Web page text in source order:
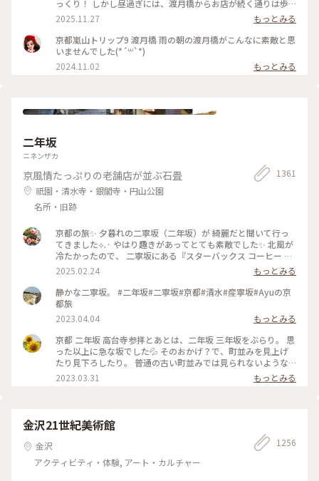
っくり！ しかし昼過ぎには、渡月橋からお店が続く通りは歩
行者天国になり多くの人でごったがえし、ボート乗り場では長
蛇の列で60分待ちになってました😳 2025.11.23 #渡月橋 #紅
葉 #嵐山 #京都 #ことりっぷ #秋の装い
2025.11.27
もっとみる
京都嵐山トリップ9 渡月橋 雨の朝の渡月橋がこんなに素敵と思
いませんでした(*´꒳`*)
2024.11.02
もっとみる
二年坂
ニネンザカ
京風情たっぷりの老舗店が並ぶ石畳
祇園・清水寺・銀閣寺・円山公園
名所・旧跡
1361
京都の旅✨ 夕暮れの二寧坂（二年坂）が 綺麗だと聞いて行っ
てきました︎︎⟡.· やはり趣きがあってとても素敵でした✨ 北風が
冷たかったので、 二寧坂にある『スターバックス コーヒー 京
都二寧坂ヤサカ茶屋店』さんへ行き コーヒーであたたまりま
した☕️✨ 抹茶バターサンドも美味しかった♡ こちらのスタバ
は、 築100年を超える伝統的な日本家屋の店舗で、 畳の間で
コーヒー体験が楽しめます。 私の隣にいた観光客さんが、 畳
の間はどこかと聞いてこられたので こちらですよとお伝えし
ました😊 観光客さんは「ここに来るのが 夢だったんです✨」
と話していました。 その気持ちがよくわかります。 とても素
敵なスタバでした⟡.·*. のんびりと散策が楽しい 夕暮れのニ寧
坂でした(˶ˊᵕˋ˵)✨ #二寧坂 #二年坂 #京都 #京都旅 #スターバ
ックスコーヒー京都二寧坂ヤサカ茶屋店 #スタバ #ぽかぽか #
夕暮れの二寧坂
2025.02.24
もっとみる
静かな二寧坂。 #二年坂#二寧坂#京都#清水#産寧坂#Ayuの京
都旅
2023.04.04
もっとみる
京都 二年坂 高台寺参拝とあとは、二年坂 三年坂をぶらり。 思
った以上に急な坂でした💦 そのおかげ？で、町並みを見上げ
たり見下ろしたり。 普通の古い町並みでは見られないような
風景でした。 そして、見たかった町並み越しの五重塔✨ ちょ
うどお庭からしだれ桜の枝が出ていて、フォトスポットになっ
お花見 #桜
2023.03.31 もっとみる
金沢21世紀美術館
金沢
アクティビティ・体験, アート・カルチャー
1256